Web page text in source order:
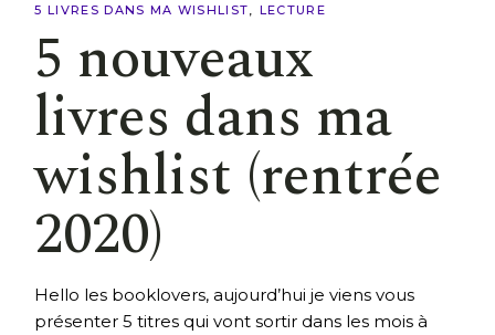
5 LIVRES DANS MA WISHLIST
LECTURE
5 nouveaux
livres dans ma
wishlist (rentrée
2020)
Hello les booklovers, aujourd’hui je viens vous
présenter 5 titres qui vont sortir dans les mois à